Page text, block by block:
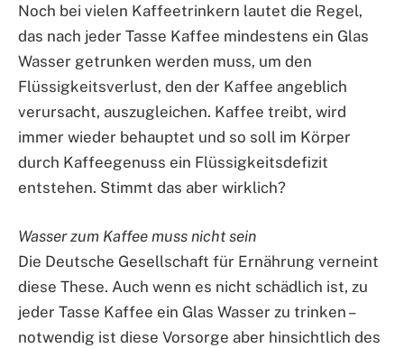
Noch bei vielen Kaffeetrinkern lautet die Regel,
das nach jeder Tasse Kaffee mindestens ein Glas
Wasser getrunken werden muss, um den
Flüssigkeitsverlust, den der Kaffee angeblich
verursacht, auszugleichen. Kaffee treibt, wird
immer wieder behauptet und so soll im Körper
durch Kaffeegenuss ein Flüssigkeitsdefizit
entstehen. Stimmt das aber wirklich?
Wasser zum Kaffee muss nicht sein
Die Deutsche Gesellschaft für Ernährung verneint
diese These. Auch wenn es nicht schädlich ist, zu
jeder Tasse Kaffee ein Glas Wasser zu trinken –
notwendig ist diese Vorsorge aber hinsichtlich des